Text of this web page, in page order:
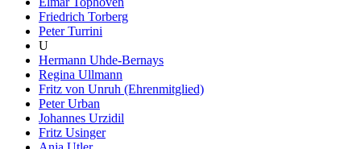
Friedrich Torberg
Peter Turrini
U
Hermann Uhde-Bernays
Regina Ullmann
Fritz von Unruh (Ehrenmitglied)
Peter Urban
Johannes Urzidil
Fritz Usinger